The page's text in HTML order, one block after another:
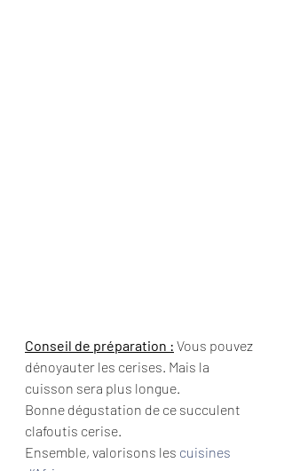
Conseil de préparation : Vous pouvez
dénoyauter les cerises. Mais la
cuisson sera plus longue.
Bonne dégustation de ce succulent
clafoutis cerise.
Ensemble, valorisons les cuisines